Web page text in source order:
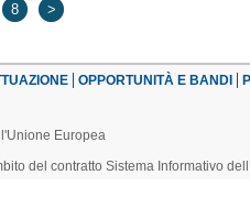
8 >
OPPORTUNITÀ E BANDI
Europea
del contratto Sistema Informativo